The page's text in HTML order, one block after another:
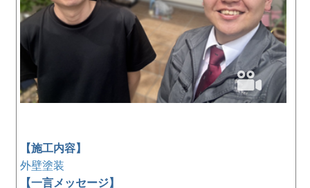
【施工内容】
外壁塗装
【一言メッセージ】